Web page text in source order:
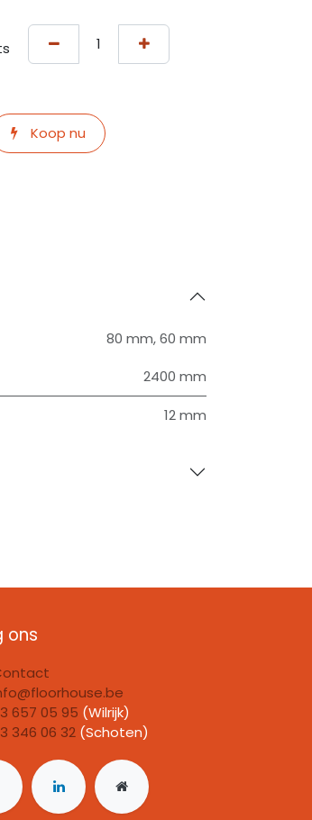
Koop nu
80 mm,60 mm
2400 mm
12 mm
ons
657 05 95 (Wilrijk)
346 06 32(Schoten)